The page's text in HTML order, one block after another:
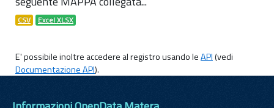
CSV Excel XLSX
E' possibile inoltre accedere al registro usando leAPI(vedi
Documentazione API).